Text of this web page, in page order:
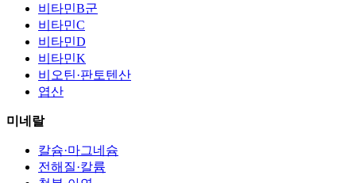
비타민B군
비타민C
비타민D
비타민K
비오틴·판토텐산
엽산
미네랄
칼슘·마그네슘
전해질·칼륨